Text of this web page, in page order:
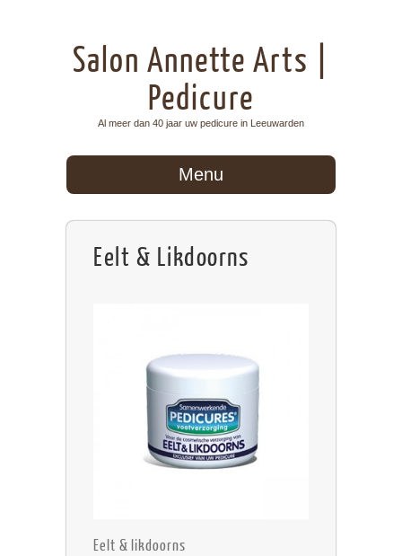
Salon Annette Arts |
Pedicure
Al meer dan 40 jaar uw pedicure in Leeuwarden
Menu
Eelt & Likdoorns
Eelt & likdoorns